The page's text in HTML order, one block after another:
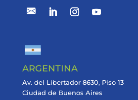
ARGENTINA
Av. del Libertador 8630, Piso 13
Ciudad de Buenos Aires